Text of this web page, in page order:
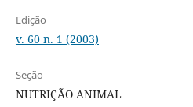
Edição
v. 60 n. 1 (2003)
Seção
NUTRIÇÃO ANIMAL